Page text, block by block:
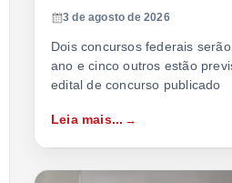
3 de agosto de 2026
Dois concursos federais
ano e cinco outros estão
edital de concurso publicado
Leia mais...